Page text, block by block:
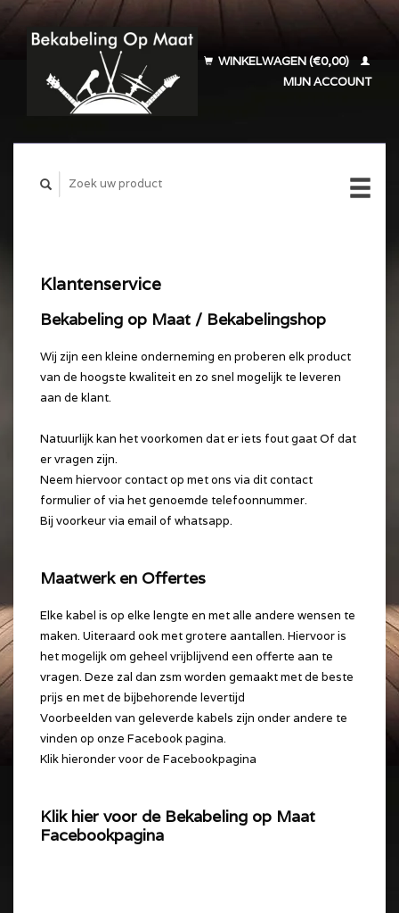
WINKELWAGEN (€0,00)
MIJN ACCOUNT
Klantenservice
Bekabeling op Maat / Bekabelingshop
Wij zijn een kleine onderneming en proberen elk product
van de hoogste kwaliteit en zo snel mogelijk te leveren
aan de klant.
Natuurlijk kan het voorkomen dat er iets fout gaat Of dat
er vragen zijn.
Neem hiervoor contact op met ons via dit contact
formulier of via het genoemde telefoonnummer.
Bij voorkeur via email of whatsapp.
Maatwerk en Offertes
Elke kabel is op elke lengte en met alle andere wensen te
maken. Uiteraard ook met grotere aantallen. Hiervoor is
het mogelijk om geheel vrijblijvend een offerte aan te
vragen. Deze zal dan zsm worden gemaakt met de beste
prijs en met de bijbehorende levertijd
Voorbeelden van geleverde kabels zijn onder andere te
vinden op onze Facebook pagina.
Klik hieronder voor de Facebookpagina
Klik hier voor de Bekabeling op Maat
Facebookpagina